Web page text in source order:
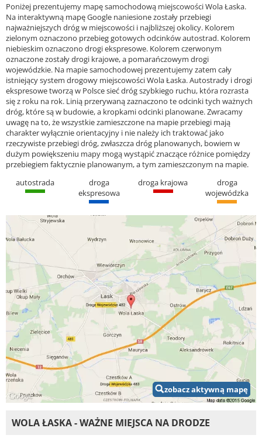
Poniżej prezentujemy mapę samochodową miejscowości Wola Łaska.
Na interaktywną mapę Google naniesione zostały przebiegi
najważniejszych dróg w miejscowości i najbliższej okolicy. Kolorem
zielonym oznaczono przebieg gotowych odcinków autostrad. Kolorem
niebieskim oznaczono drogi ekspresowe. Kolorem czerwonym
oznaczone zostały drogi krajowe, a pomarańczowym drogi
wojewódzkie. Na mapie samochodowej prezentujemy zatem cały
istniejący system drogowy miejscowości Wola Łaska. Autostrady i drogi
ekspresowe tworzą w Polsce sieć dróg szybkiego ruchu, która rozrasta
się z roku na rok. Linią przerywaną zaznaczono te odcinki tych ważnych
dróg, które są w budowie, a kropkami odcinki planowane. Zwracamy
uwagę na to, że wszystkie zamieszczone na mapie przebiegi mają
charakter wyłącznie orientacyjny i nie należy ich traktować jako
rzeczywiste przebiegi dróg, zwłaszcza dróg planowanych, bowiem w
dużym powiększeniu mapy mogą wystąpić znaczące różnice pomiędzy
przebiegiem faktycznie planowanym, a tym zamieszczonym na mapie.
autostrada
droga
ekspresowa
droga krajowa
droga
wojewódzka
zobacz aktywną mapę
WOLA ŁASKA - WAŻNE MIEJSCA NA DRODZE